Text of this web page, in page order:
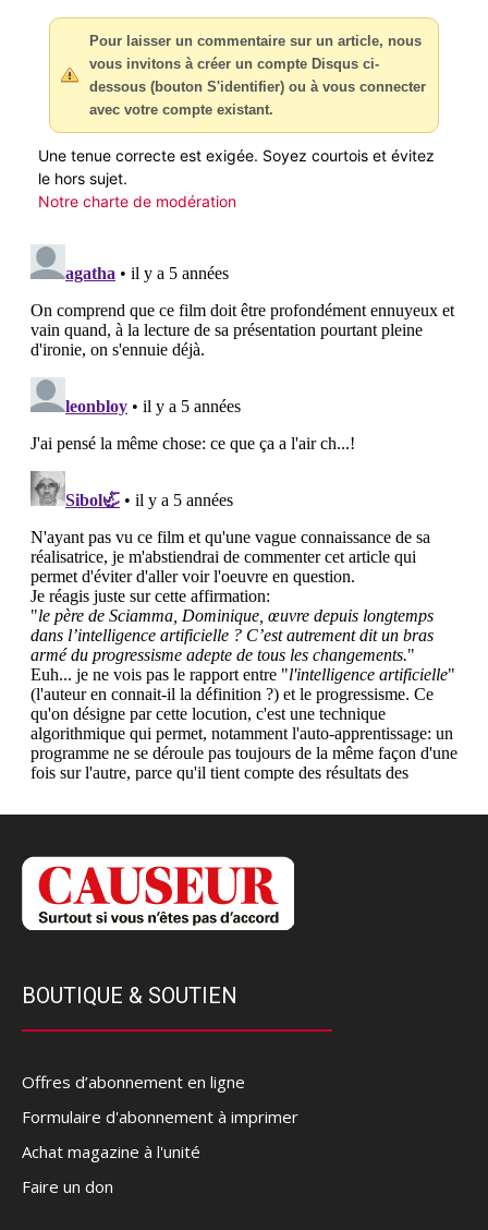
Pour laisser un commentaire sur un article, nous
vous invitons à créer un compte Disqus ci-
dessous (bouton S'identifier) ou à vous connecter
avec votre compte existant.
Une tenue correcte est exigée. Soyez courtois et évitez
le hors sujet.
Notre charte de modération
BOUTIQUE & SOUTIEN
Offres d’abonnement en ligne
Formulaire d'abonnement à imprimer
Achat magazine à l'unité
Faire un don